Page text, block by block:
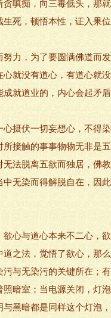
嗔痴，向三毒低头，那
死，顿悟本性，证入果
力，为了要圆满佛道而
就没有道心，有道心就
就道业的，内心会起矛
摄伏一切妄想心，不得
接触的事事物物无非是
法脱离五欲而独居，佛
无染而得解脱自在，因
心与道心本来不二心，
之法，觉悟了欲心，那
与无染污的关键所在；
暗室；当电源关闭，灯
黑暗都是同样这个灯泡